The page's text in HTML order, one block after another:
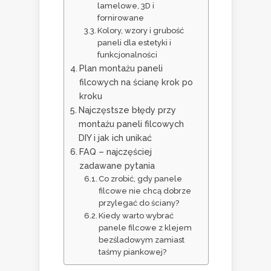
lamelowe, 3D i
fornirowane
Kolory, wzory i grubość
paneli dla estetyki i
funkcjonalności
Plan montażu paneli
filcowych na ścianę krok po
kroku
Najczęstsze błędy przy
montażu paneli filcowych
DIY i jak ich unikać
FAQ – najczęściej
zadawane pytania
Co zrobić, gdy panele
filcowe nie chcą dobrze
przylegać do ściany?
Kiedy warto wybrać
panele filcowe z klejem
bezśladowym zamiast
taśmy piankowej?